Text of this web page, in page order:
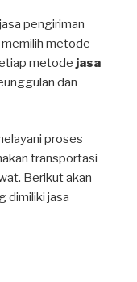
pengiriman
metode
metode jasa
dan
proses
transportasi
Berikut akan
dimiliki jasa